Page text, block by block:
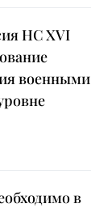
НС XVI
военными
в